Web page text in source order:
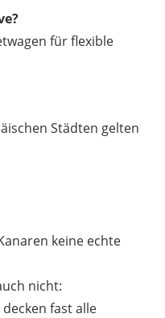
für flexible
Städten gelten
keine echte
nicht:
fast alle